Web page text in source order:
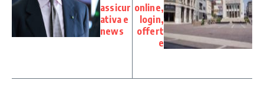
assicur
ativa e
news
online,
login,
offert
e